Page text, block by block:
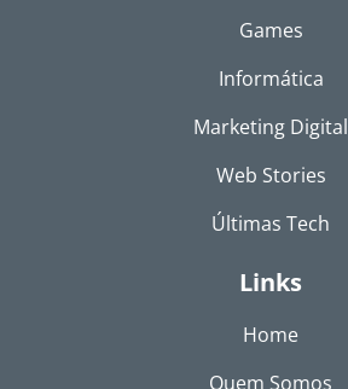
Games
Informática
Marketing Digital
Web Stories
Últimas Tech
Links
Home
Quem Somos